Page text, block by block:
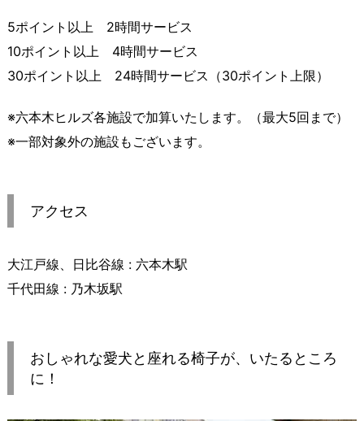
5ポイント以上 2時間サービス
10ポイント以上 4時間サービス
30ポイント以上 24時間サービス（30ポイント上限）
※六本木ヒルズ各施設で加算いたします。（最大5回まで）
※一部対象外の施設もございます。
アクセス
大江戸線、日比谷線 : 六本木駅
千代田線 : 乃木坂駅
おしゃれな愛犬と座れる椅子が、いたるところ
に！